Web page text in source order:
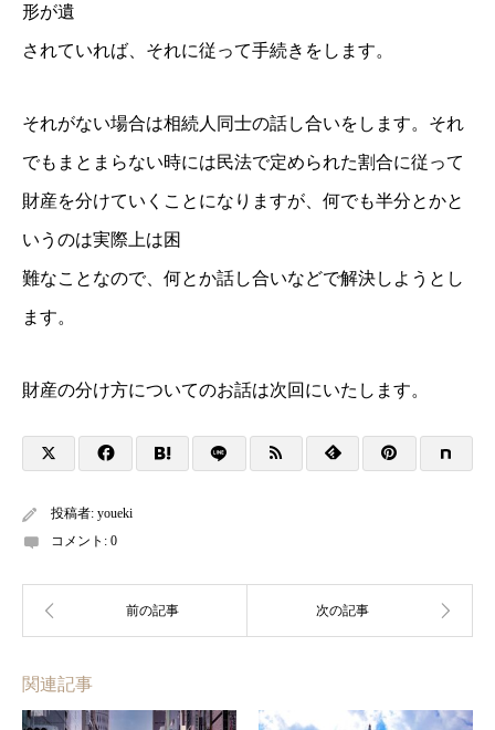
形が遺
されていれば、それに従って手続きをします。
それがない場合は相続人同士の話し合いをします。それ
でもま とまらない時には民法で定められた割合に従って
財産を分けていくことになりますが、何でも半分とかと
いうのは実際上は困
難なことなので、何とか話し合いなどで解決しようとし
ます。
財産の分け方についてのお話は次回にいたします。
投稿者: youeki
コメント: 0
関連記事